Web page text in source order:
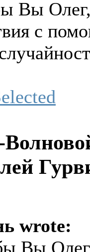
Вы Олег,
с
wrote:
Вы Олег,